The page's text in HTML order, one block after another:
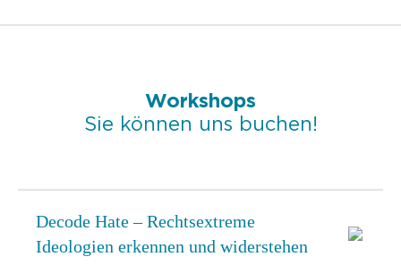
Workshops
Sie können uns buchen!
Decode Hate – Rechtsextreme
Ideologien erkennen und widerstehen